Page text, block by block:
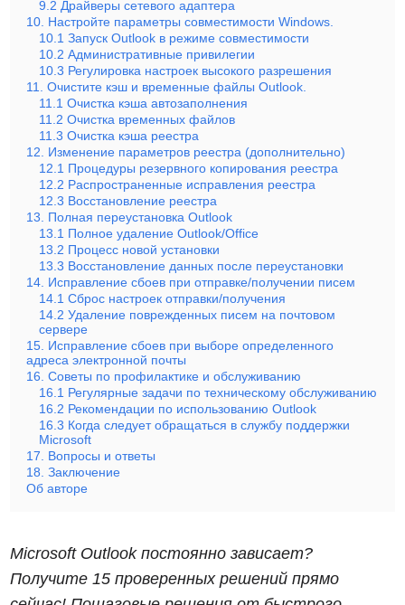
9.2 Драйверы сетевого адаптера
10. Настройте параметры совместимости Windows.
10.1 Запуск Outlook в режиме совместимости
10.2 Административные привилегии
10.3 Регулировка настроек высокого разрешения
11. Очистите кэш и временные файлы Outlook.
11.1 Очистка кэша автозаполнения
11.2 Очистка временных файлов
11.3 Очистка кэша реестра
12. Изменение параметров реестра (дополнительно)
12.1 Процедуры резервного копирования реестра
12.2 Распространенные исправления реестра
12.3 Восстановление реестра
13. Полная переустановка Outlook
13.1 Полное удаление Outlook/Office
13.2 Процесс новой установки
13.3 Восстановление данных после переустановки
14. Исправление сбоев при отправке/получении писем
14.1 Сброс настроек отправки/получения
14.2 Удаление поврежденных писем на почтовом
сервере
15. Исправление сбоев при выборе определенного
адреса электронной почты
16. Советы по профилактике и обслуживанию
16.1 Регулярные задачи по техническому обслуживанию
16.2 Рекомендации по использованию Outlook
16.3 Когда следует обращаться в службу поддержки
Microsoft
17. Вопросы и ответы
18. Заключение
Об авторе
Microsoft Outlook постоянно зависает?
Получите 15 проверенных решений прямо